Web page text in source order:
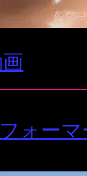
ォー